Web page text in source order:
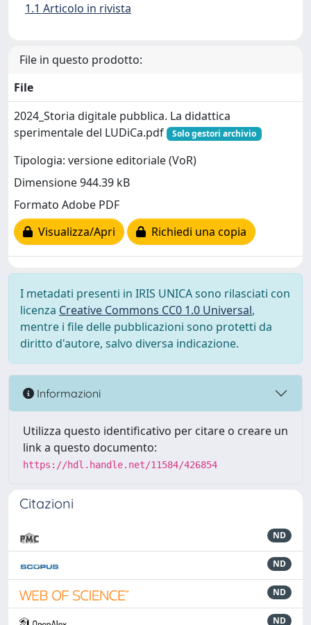
1.1 Articolo in rivista
File in questo prodotto:
File
2024_Storia digitale pubblica. La didattica
sperimentale del LUDiCa.pdf
Solo gestori archivio
Tipologia: versione editoriale (VoR)
Dimensione 944.39 kB
Formato Adobe PDF
Visualizza/Apri
Richiedi una copia
I metadati presenti in IRIS UNICA sono rilasciati con
licenza Creative Commons CC0 1.0 Universal,
mentre i file delle pubblicazioni sono protetti da
diritto d'autore, salvo diversa indicazione.
Informazioni
Utilizza questo identificativo per citare o creare un
link a questo documento:
https://hdl.handle.net/11584/426854
Citazioni
ND
ND
ND
ND